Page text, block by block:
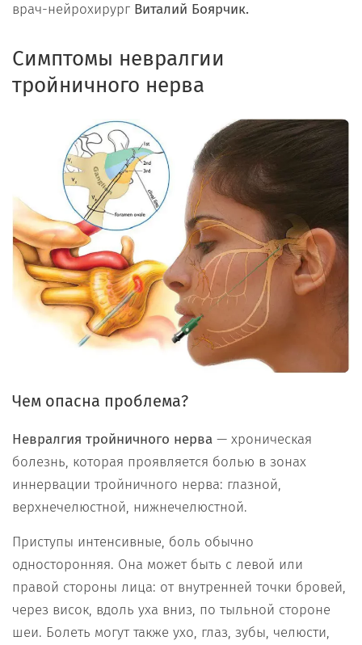
врач-нейрохирург Виталий Боярчик.
Симптомы невралгии
тройничного нерва
Чем опасна проблема?
Невралгия тройничного нерва — хроническая
болезнь, которая проявляется болью в зонах
иннервации тройничного нерва: глазной,
верхнечелюстной, нижнечелюстной.
Приступы интенсивные, боль обычно
односторонняя. Она может быть с левой или
правой стороны лица: от внутренней точки бровей,
через висок, вдоль уха вниз, по тыльной стороне
шеи. Болеть могут также ухо, глаз, зубы, челюсти,